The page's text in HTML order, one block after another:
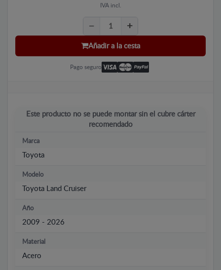
IVA incl.
Añadir a la cesta
Pago seguro
Este producto no se puede montar sin el cubre cárter
recomendado
Marca
Toyota
Modelo
Toyota Land Cruiser
Año
2009 - 2026
Material
Acero